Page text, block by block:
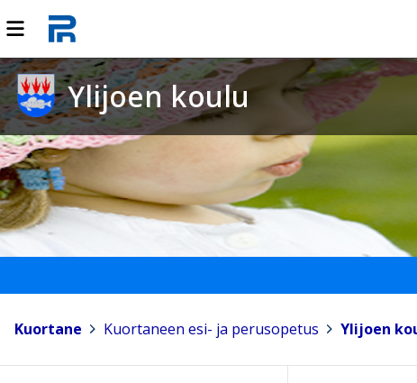
Ylijoen koulu
Kuortane Kuortaneen esi- ja perusopetus Ylijoen